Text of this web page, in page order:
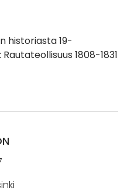
historiasta 19-
1808-1831